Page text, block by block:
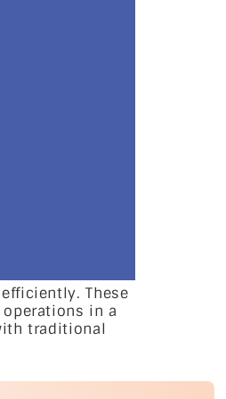
These
in a
traditional